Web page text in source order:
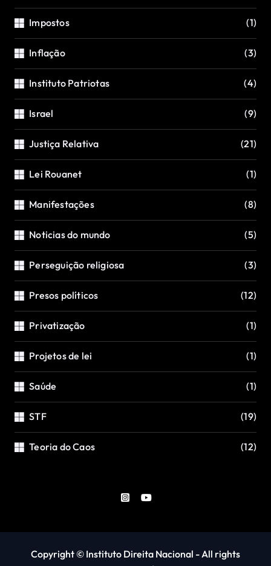
Impostos (1)
Inflação (3)
Instituto Patriotas (4)
Israel (9)
Justiça Relativa (21)
Lei Rouanet (1)
Manifestações (8)
Noticias do mundo (5)
Perseguição religiosa (3)
Presos políticos (12)
Privatização (1)
Projetos de lei (1)
Saúde (1)
STF (19)
Teoria do Caos (12)
Copyright © Instituto Direita Nacional - All rights